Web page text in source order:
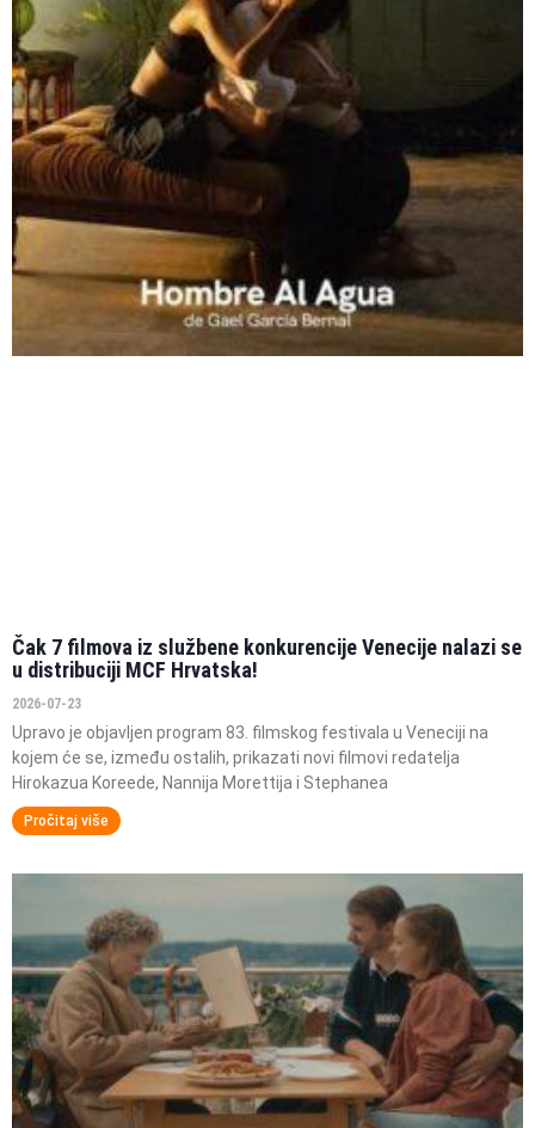
Čak 7 filmova iz službene konkurencije Venecije nalazi se
u distribuciji MCF Hrvatska!
2026-07-23
Upravo je objavljen program 83. filmskog festivala u Veneciji na
kojem će se, između ostalih, prikazati novi filmovi redatelja
Hirokazua Koreede, Nannija Morettija i Stephanea
Pročitaj više